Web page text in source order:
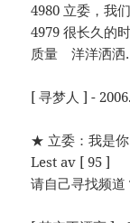
4980 立委，我
4979 很长久的
质量 洋洋洒洒
[ 寻梦人 ] -
★ 立委：我是你
Lest av [ 95 ]
请自己寻找频道